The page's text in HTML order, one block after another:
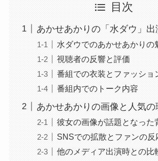
目次
あかせあかりの「水ダウ」出
水ダウでのあかせあかりの
視聴者の反響と評価
番組での衣装とファッショ
番組内でのトーク内容
あかせあかりの画像と人気の
彼女の画像が話題となった
SNSでの拡散とファンの反
他のメディア出演時との比